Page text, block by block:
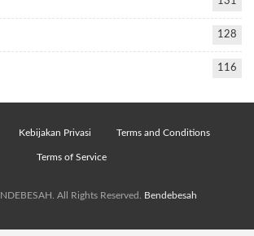
128
116
Kebijakan Privasi Terms and Conditions
Terms of Service
All Rights Reserved. Bendebesah